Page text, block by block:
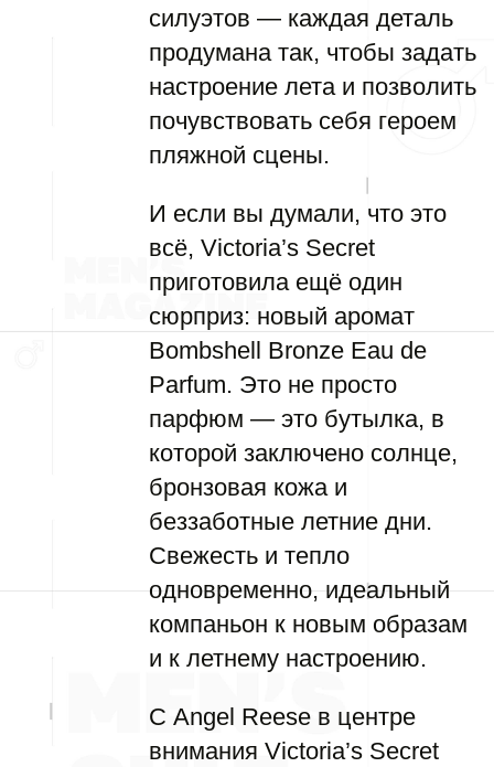
силуэтов — каждая деталь
продумана так, чтобы задать
настроение лета и позволить
почувствовать себя героем
пляжной сцены.
И если вы думали, что это
всё, Victoria’s Secret
приготовила ещё один
сюрприз: новый аромат
Bombshell Bronze Eau de
Parfum. Это не просто
парфюм — это бутылка, в
которой заключено солнце,
бронзовая кожа и
беззаботные летние дни.
Свежесть и тепло
одновременно, идеальный
компаньон к новым образам
и к летнему настроению.
С Angel Reese в центре
внимания Victoria’s Secret